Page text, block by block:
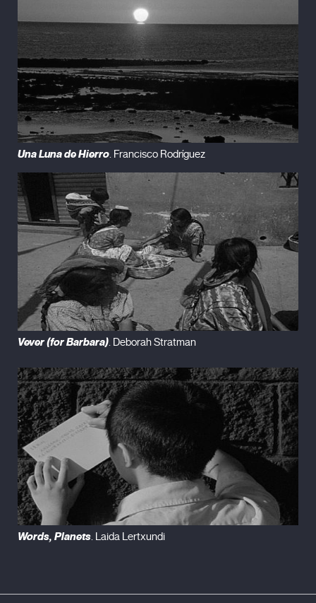
Una Luna de Hierro. Francisco Rodríguez
Vever (for Barbara) . Deborah Stratman
Words, Planets. Laida Lertxundi